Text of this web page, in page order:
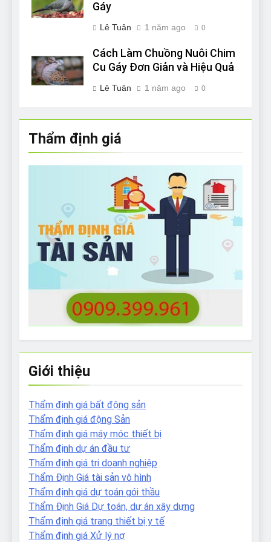
Gáy
Lê Tuân 1 năm ago 0
Cách Làm Chuồng Nuôi Chim
Cu Gáy Đơn Giản và Hiệu Quả
Lê Tuân 1 năm ago 0
Thẩm định giá
Giới thiệu
Thẩm định giá bất động sản
Thẩm định giá động Sản
Thẩm định giá máy móc thiết bị
Thẩm định dự án đầu tư
Thẩm định giá tri doanh nghiệp
Thẩm Định Giá tài sản vô hình
Thẩm định giá dự toán gói thầu
Thẩm Định Giá Dự toán, dự án xây dựng
Thẩm định giá trang thiết bị y tế
Thẩm định giá Xử lý nợ